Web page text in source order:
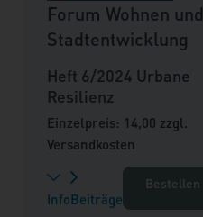
Forum Wohnen und
Stadtentwicklung
Heft 6/2024 Urbane
Resilienz
Einzelpreis: 14,00 zzgl.
Versandkosten
InfoBeiträge
Bestellen